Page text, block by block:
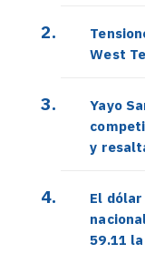
West
Yayo
y
El
59.11